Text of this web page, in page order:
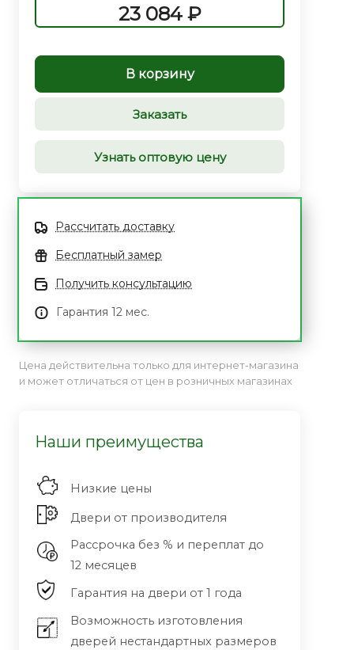
23 084 ₽
В корзину
Заказать
Узнать оптовую цену
Рассчитать доставку
Бесплатный замер
Получить консультацию
Гарантия 12 мес.
Цена действительна только для интернет-магазина
и может отличаться от цен в розничных магазинах
Наши преимущества
Низкие цены
Двери от производителя
Рассрочка без % и переплат до
12 месяцев
Гарантия на двери от 1 года
Возможность изготовления
дверей нестандартных размеров